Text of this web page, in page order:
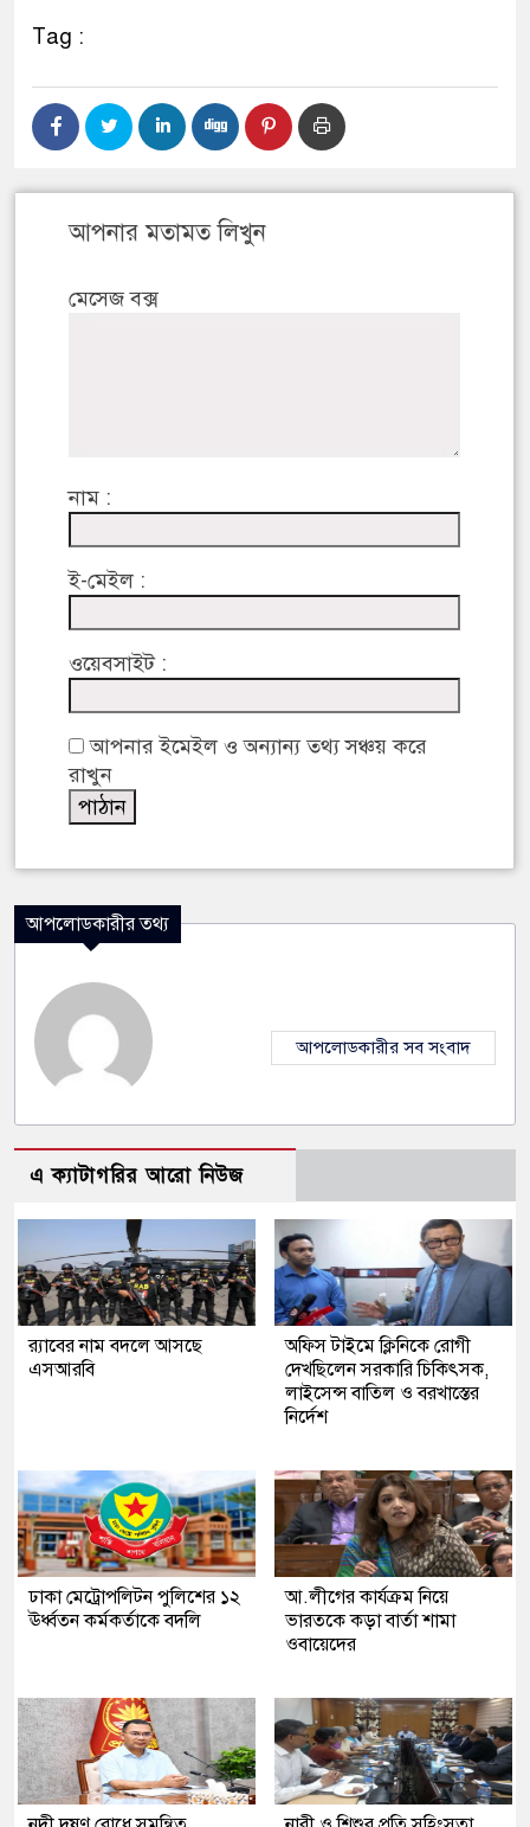
Tag :
আপনার মতামত লিখুন
মেসেজ বক্স
নাম :
ই-মেইল :
ওয়েবসাইট :
আপনার ইমেইল ও অন্যান্য তথ্য সঞ্চয় করে
রাখুন
আপলোডকারীর তথ্য
আপলোডকারীর সব সংবাদ
এ ক্যাটাগরির আরো নিউজ
র‍্যাবের নাম বদলে আসছে
এসআরবি
অফিস টাইমে ক্লিনিকে রোগী
দেখছিলেন সরকারি চিকিৎসক,
লাইসেন্স বাতিল ও বরখাস্তের
নির্দেশ
ঢাকা মেট্রোপলিটন পুলিশের ১২
ঊর্ধ্বতন কর্মকর্তাকে বদলি
আ.লীগের কার্যক্রম নিয়ে
ভারতকে কড়া বার্তা শামা
ওবায়েদের